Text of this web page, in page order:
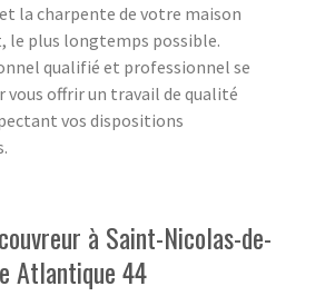
la charpente de votre maison
le plus longtemps possible.
qualifié et professionnel se
vous offrir un travail de qualité
vos dispositions
à Saint-Nicolas-de-
Atlantique 44